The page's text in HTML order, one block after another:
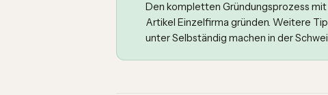
Den kompletten Gründungsprozess
Artikel Einzelfirma gründen. Weitere
unterSelbständig machen in der